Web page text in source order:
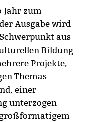
Jahr zum
Ausgabe wird
aus
Bildung
Projekte,
Themas
einer
unterzogen –